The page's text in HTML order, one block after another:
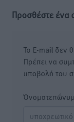
Προσθέστε ένα
Το E-mail δεν
Πρέπει να
υποβολή του